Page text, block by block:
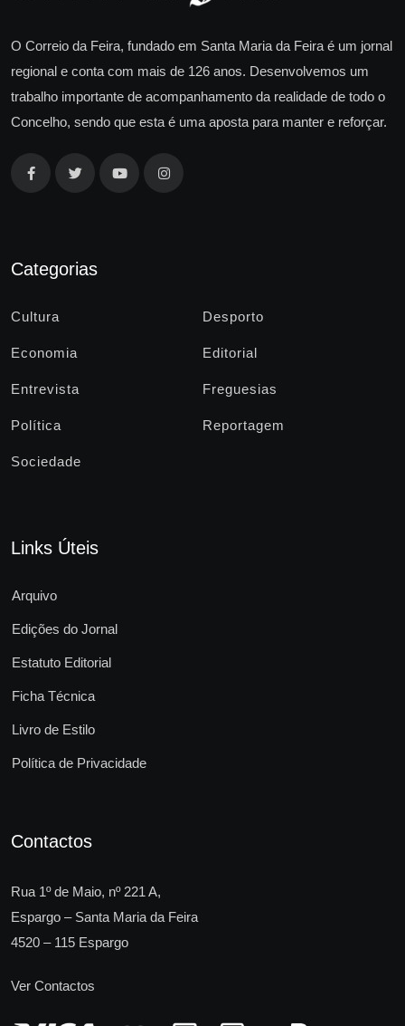
O Correio da Feira, fundado em Santa Maria da Feira é um jornal
regional e conta com mais de 126 anos. Desenvolvemos um
trabalho importante de acompanhamento da realidade de todo o
Concelho, sendo que esta é uma aposta para manter e reforçar.
Categorias
Cultura Desporto
Economia Editorial
Entrevista Freguesias
Política Reportagem
Sociedade
Links Úteis
Arquivo
Edições do Jornal
Estatuto Editorial
Ficha Técnica
Livro de Estilo
Política de Privacidade
Contactos
Rua 1º de Maio, nº 221 A,
Espargo – Santa Maria da Feira
4520 – 115 Espargo
Ver Contactos